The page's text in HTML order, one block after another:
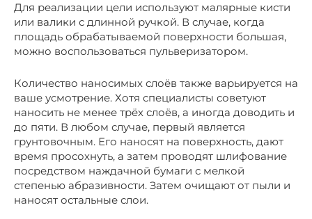
Для реализации цели используют малярные кисти
или валики с длинной ручкой. В случае, когда
площадь обрабатываемой поверхности большая,
можно воспользоваться пульверизатором.
Количество наносимых слоёв также варьируется на
ваше усмотрение. Хотя специалисты советуют
наносить не менее трёх слоёв, а иногда доводить и
до пяти. В любом случае, первый является
грунтовочным. Его наносят на поверхность, дают
время просохнуть, а затем проводят шлифование
посредством наждачной бумаги с мелкой
степенью абразивности. Затем очищают от пыли и
наносят остальные слои.